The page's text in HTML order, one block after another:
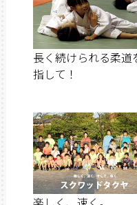
長く続けられる柔道
指して！